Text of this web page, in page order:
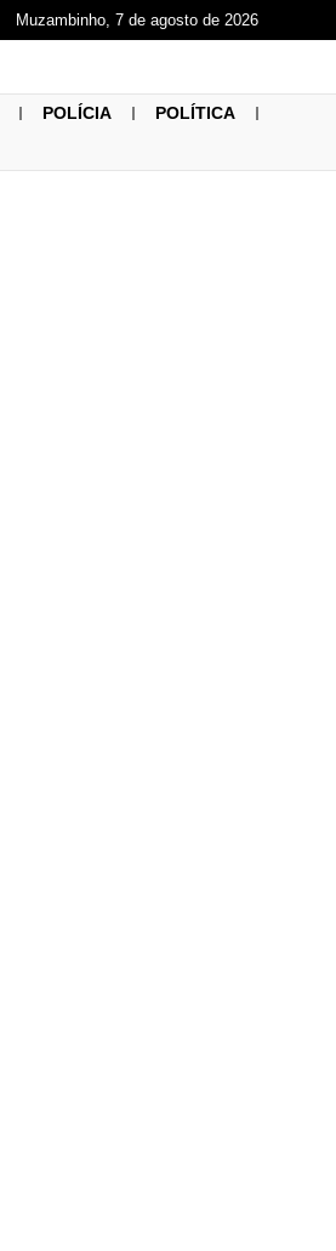
Muzambinho, 7 de agosto de 2026
POLÍCIA
POLÍTICA